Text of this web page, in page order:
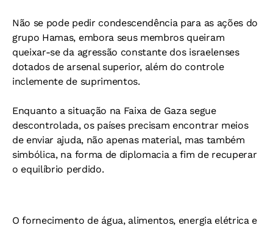
Não se pode pedir condescendência para as ações do
grupo Hamas, embora seus membros queiram
queixar-se da agressão constante dos israelenses
dotados de arsenal superior, além do controle
inclemente de suprimentos.
Enquanto a situação na Faixa de Gaza segue
descontrolada, os países precisam encontrar meios
de enviar ajuda, não apenas material, mas também
simbólica, na forma de diplomacia a fim de recuperar
o equilíbrio perdido.
O fornecimento de água, alimentos, energia elétrica e